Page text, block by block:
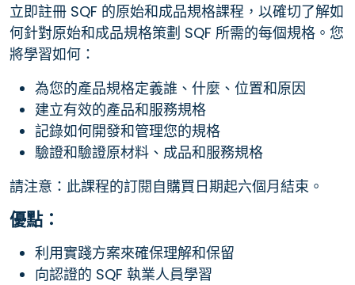
立即註冊 SQF 的原始和成品規格課程，以確切了解如
何針對原始和成品規格策劃 SQF 所需的每個規格。您
將學習如何：
為您的產品規格定義誰、什麼、位置和原因
建立有效的產品和服務規格
記錄如何開發和管理您的規格
驗證和驗證原材料、成品和服務規格
請注意：此課程的訂閱自購買日期起六個月結束。
優點：
利用實踐方案來確保理解和保留
向認證的 SQF 執業人員學習